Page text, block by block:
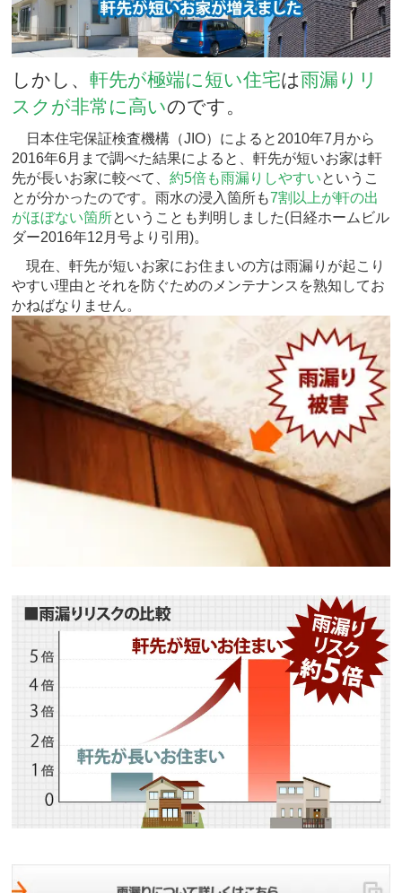
しかし、軒先が極端に短い住宅は雨漏りリ
スクが非常に高いのです。
日本住宅保証検査機構（JIO）によると2010年7月から
2016年6月まで調べた結果によると、軒先が短いお家は軒
先が長いお家に較べて、約5倍も雨漏りしやすいというこ
とが分かったのです。雨水の浸入箇所も7割以上が軒の出
がほぼない箇所ということも判明しました(日経ホームビル
ダー2016年12月号より引用)。
現在、軒先が短いお家にお住まいの方は雨漏りが起こり
やすい理由とそれを防ぐためのメンテナンスを熟知してお
かねばなりません。